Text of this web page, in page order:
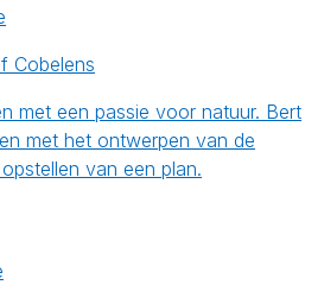
Cobelens
met een passie voor natuur. Bert
met het ontwerpen van de
van een plan.